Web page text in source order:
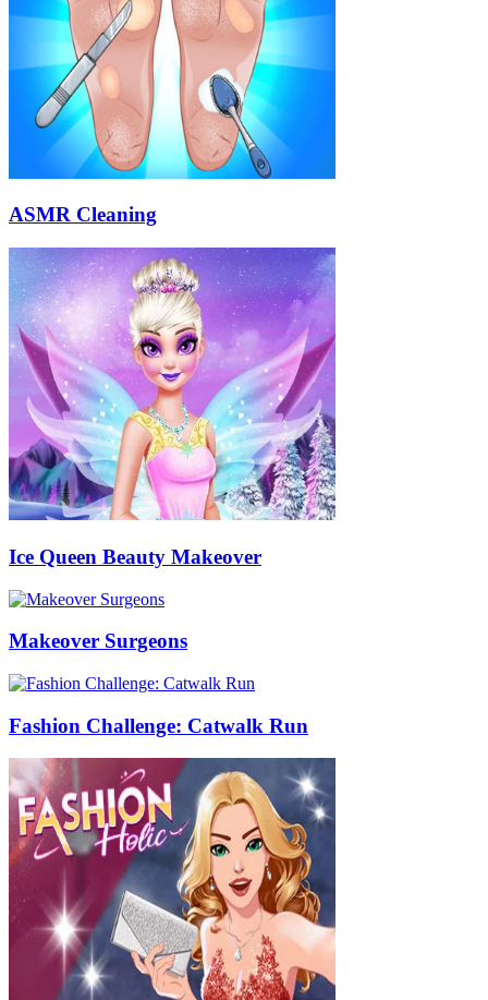
ASMR Cleaning
Ice Queen Beauty Makeover
Makeover Surgeons
Fashion Challenge: Catwalk Run